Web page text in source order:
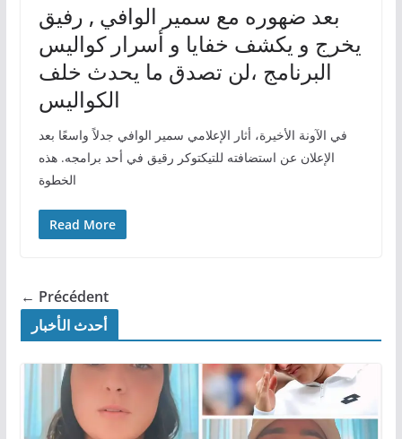
بعد ضهوره مع سمير الوافي , رفيق
يخرج و يكشف خفايا و أسرار كواليس
البرنامج ،لن تصدق ما يحدث خلف
الكواليس
في الآونة الأخيرة، أثار الإعلامي سمير الوافي جدلاً واسعًا بعد
الإعلان عن استضافته للتيكتوكر رقيق في أحد برامجه. هذه
الخطوة
Read More
← Précédent
أحدث الأخبار